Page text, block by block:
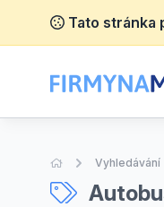
Tato stránka
Úvodní stránka
Vyhledávání